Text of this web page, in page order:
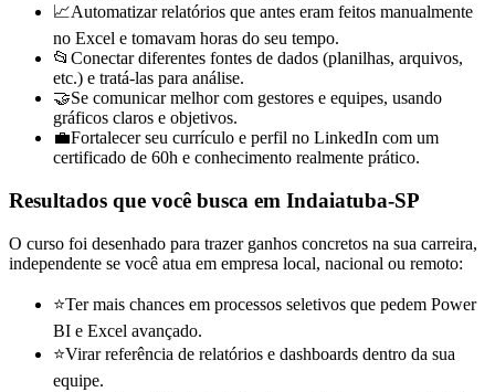
📈Automatizar relatórios que antes eram feitos manualmente
no Excel e tomavam horas do seu tempo.
📂 Conectar diferentes fontes de dados (planilhas, arquivos,
etc.) e tratá-las para análise.
🤝Se comunicar melhor com gestores e equipes, usando
gráficos claros e objetivos.
💼Fortalecer seu currículo e perfil no LinkedIn com um
certificado de 60h e conhecimento realmente prático.
Resultados que você busca em Indaiatuba-SP
O curso foi desenhado para trazer ganhos concretos na sua carreira,
independente se você atua em empresa local, nacional ou remoto:
⭐Ter mais chances em processos seletivos que pedem Power
BI e Excel avançado.
⭐Virar referência de relatórios e dashboards dentro da sua
equipe.